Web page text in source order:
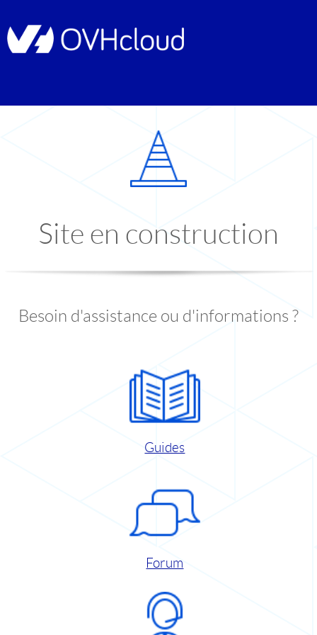
Site en construction
Besoin d'assistance ou d'informations ?
Guides
Forum